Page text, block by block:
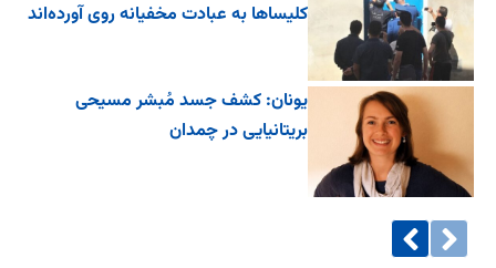
کلیساها به عبادت مخفیانه روی آورده‌اند
یونان: کشف جسد مُبشر مسیحی
بریتانیایی در چمدان